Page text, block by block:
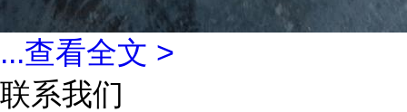
...查看全文 >
联系我们